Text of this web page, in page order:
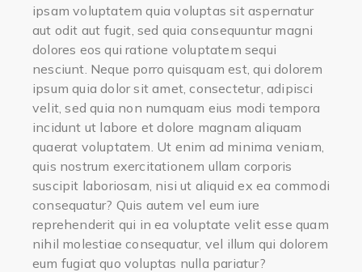
ipsam voluptatem quia voluptas sit aspernatur
aut odit aut fugit, sed quia consequuntur magni
dolores eos qui ratione voluptatem sequi
nesciunt. Neque porro quisquam est, qui dolorem
ipsum quia dolor sit amet, consectetur, adipisci
velit, sed quia non numquam eius modi tempora
incidunt ut labore et dolore magnam aliquam
quaerat voluptatem. Ut enim ad minima veniam,
quis nostrum exercitationem ullam corporis
suscipit laboriosam, nisi ut aliquid ex ea commodi
consequatur? Quis autem vel eum iure
reprehenderit qui in ea voluptate velit esse quam
nihil molestiae consequatur, vel illum qui dolorem
eum fugiat quo voluptas nulla pariatur?